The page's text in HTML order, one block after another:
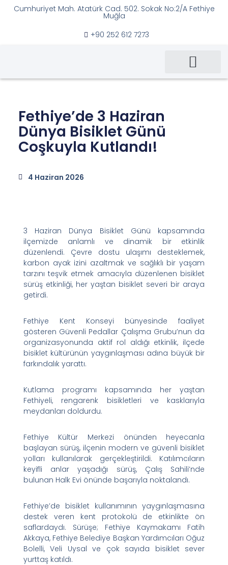
Cumhuriyet Mah. Atatürk Cad. 502. Sokak No:2/A Fethiye
Muğla
+90 252 612 7273
Fethiye’de 3 Haziran
Dünya Bisiklet Günü
Coşkuyla Kutlandı!
4 Haziran 2026
3 Haziran Dünya Bisiklet Günü kapsamında
ilçemizde anlamlı ve dinamik bir etkinlik
düzenlendi. Çevre dostu ulaşımı desteklemek,
karbon ayak izini azaltmak ve sağlıklı bir yaşam
tarzını teşvik etmek amacıyla düzenlenen bisiklet
sürüş etkinliği, her yaştan bisiklet severi bir araya
getirdi.
Fethiye Kent Konseyi bünyesinde faaliyet
gösteren Güvenli Pedallar Çalışma Grubu’nun da
organizasyonunda aktif rol aldığı etkinlik, ilçede
bisiklet kültürünün yaygınlaşması adına büyük bir
farkındalık yarattı.
Kutlama programı kapsamında her yaştan
Fethiyeli, rengarenk bisikletleri ve kasklarıyla
meydanları doldurdu.
Fethiye Kültür Merkezi önünden heyecanla
başlayan sürüş, ilçenin modern ve güvenli bisiklet
yolları kullanılarak gerçekleştirildi. Katılımcıların
keyifli anlar yaşadığı sürüş, Çalış Sahili’nde
bulunan Halk Evi önünde başarıyla noktalandı.
Fethiye’de bisiklet kullanımının yaygınlaşmasına
destek veren kent protokolü de etkinlikte ön
saflardaydı. Sürüşe; Fethiye Kaymakamı Fatih
Akkaya, Fethiye Belediye Başkan Yardımcıları Oğuz
Bolelli, Veli Uysal ve çok sayıda bisiklet sever
yurttaş katıldı.